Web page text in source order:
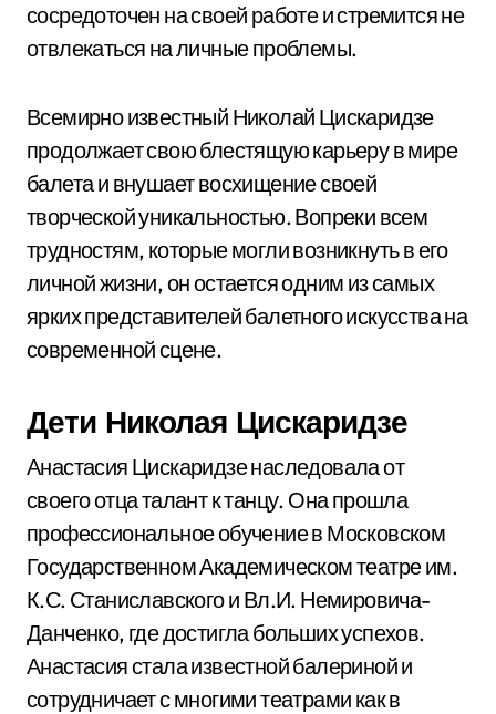
сосредоточен на своей работе и стремится не
отвлекаться на личные проблемы.
Всемирно известный Николай Цискаридзе
продолжает свою блестящую карьеру в мире
балета и внушает восхищение своей
творческой уникальностью. Вопреки всем
трудностям, которые могли возникнуть в его
личной жизни, он остается одним из самых
ярких представителей балетного искусства на
современной сцене.
Дети Николая Цискаридзе
Анастасия Цискаридзе наследовала от
своего отца талант к танцу. Она прошла
профессиональное обучение в Московском
Государственном Академическом театре им.
К.С. Станиславского и Вл.И. Немировича-
Данченко, где достигла больших успехов.
Анастасия стала известной балериной и
сотрудничает с многими театрами как в